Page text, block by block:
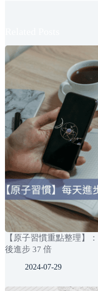
【原子習慣重點整理】
後進步 37 倍
2024-07-29